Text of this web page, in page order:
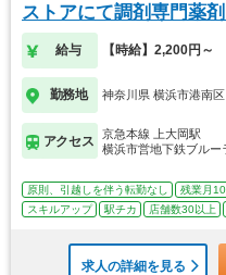
ストアにて調剤専門薬剤
給与 【時給】2,200円～
勤務地 神奈川県 横浜市港南区
アクセス
京急本線 上大岡駅
横浜市営地下鉄ブルー
原則、引越しを伴う転勤なし 残業月
スキルアップ
駅チカ 店舗数30以上
求人の詳細を見る